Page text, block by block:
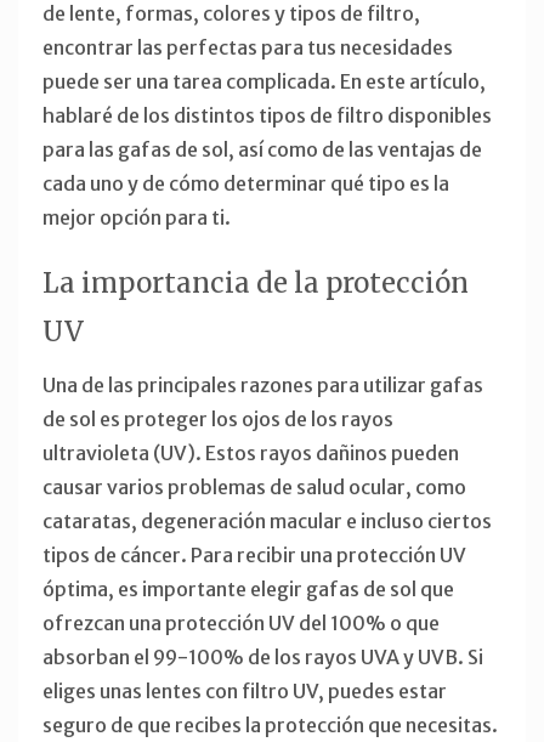
de lente, formas, colores y tipos de filtro,
encontrar las perfectas para tus necesidades
puede ser una tarea complicada. En este artículo,
hablaré de los distintos tipos de filtro disponibles
para las gafas de sol, así como de las ventajas de
cada uno y de cómo determinar qué tipo es la
mejor opción para ti.
La importancia de la protección
UV
Una de las principales razones para utilizar gafas
de sol es proteger los ojos de los rayos
ultravioleta (UV). Estos rayos dañinos pueden
causar varios problemas de salud ocular, como
cataratas, degeneración macular e incluso ciertos
tipos de cáncer. Para recibir una protección UV
óptima, es importante elegir gafas de sol que
ofrezcan una protección UV del 100% o que
absorban el 99-100% de los rayos UVA y UVB. Si
eliges unas lentes con filtro UV, puedes estar
seguro de que recibes la protección que necesitas.